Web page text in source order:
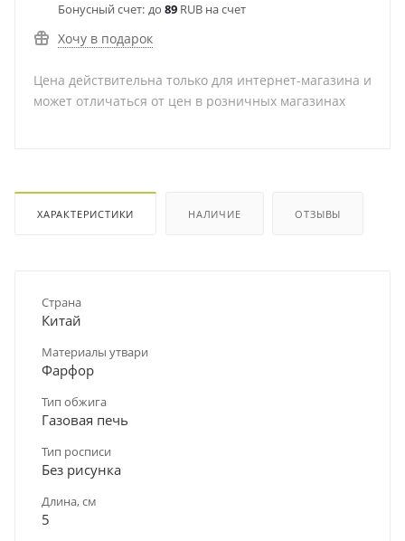
Бонусный счет: до 89 RUB на счет
Хочу в подарок
Цена действительна только для интернет-магазина и
может отличаться от цен в розничных магазинах
ХАРАКТЕРИСТИКИ НАЛИЧИЕ ОТЗЫВЫ
Страна
Китай
Материалы утвари
Фарфор
Тип обжига
Газовая печь
Тип росписи
Без рисунка
Длина, см
5